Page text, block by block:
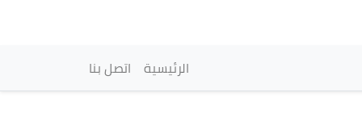
principale
الرئيسية اتصل بنا